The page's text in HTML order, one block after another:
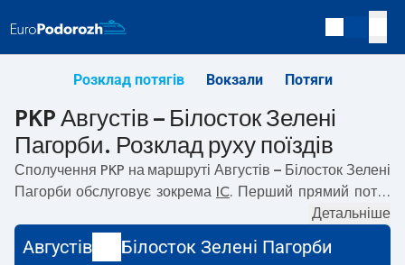
Розклад потягів Вокзали Потяги
PKP Августів – Білосток Зелені
Пагорби. Розклад руху поїздів
Сполучення PKP на маршруті Августів – Білосток Зелені
Пагорби обслуговує зокрема IC. Перший прямий потяг
до Білосток Зелені Пагорби вирушає о 15:51.
Найшвидший маршрут пропонує потяг без пересадок
Детальніше
Августів Білосток Зелені Пагорби